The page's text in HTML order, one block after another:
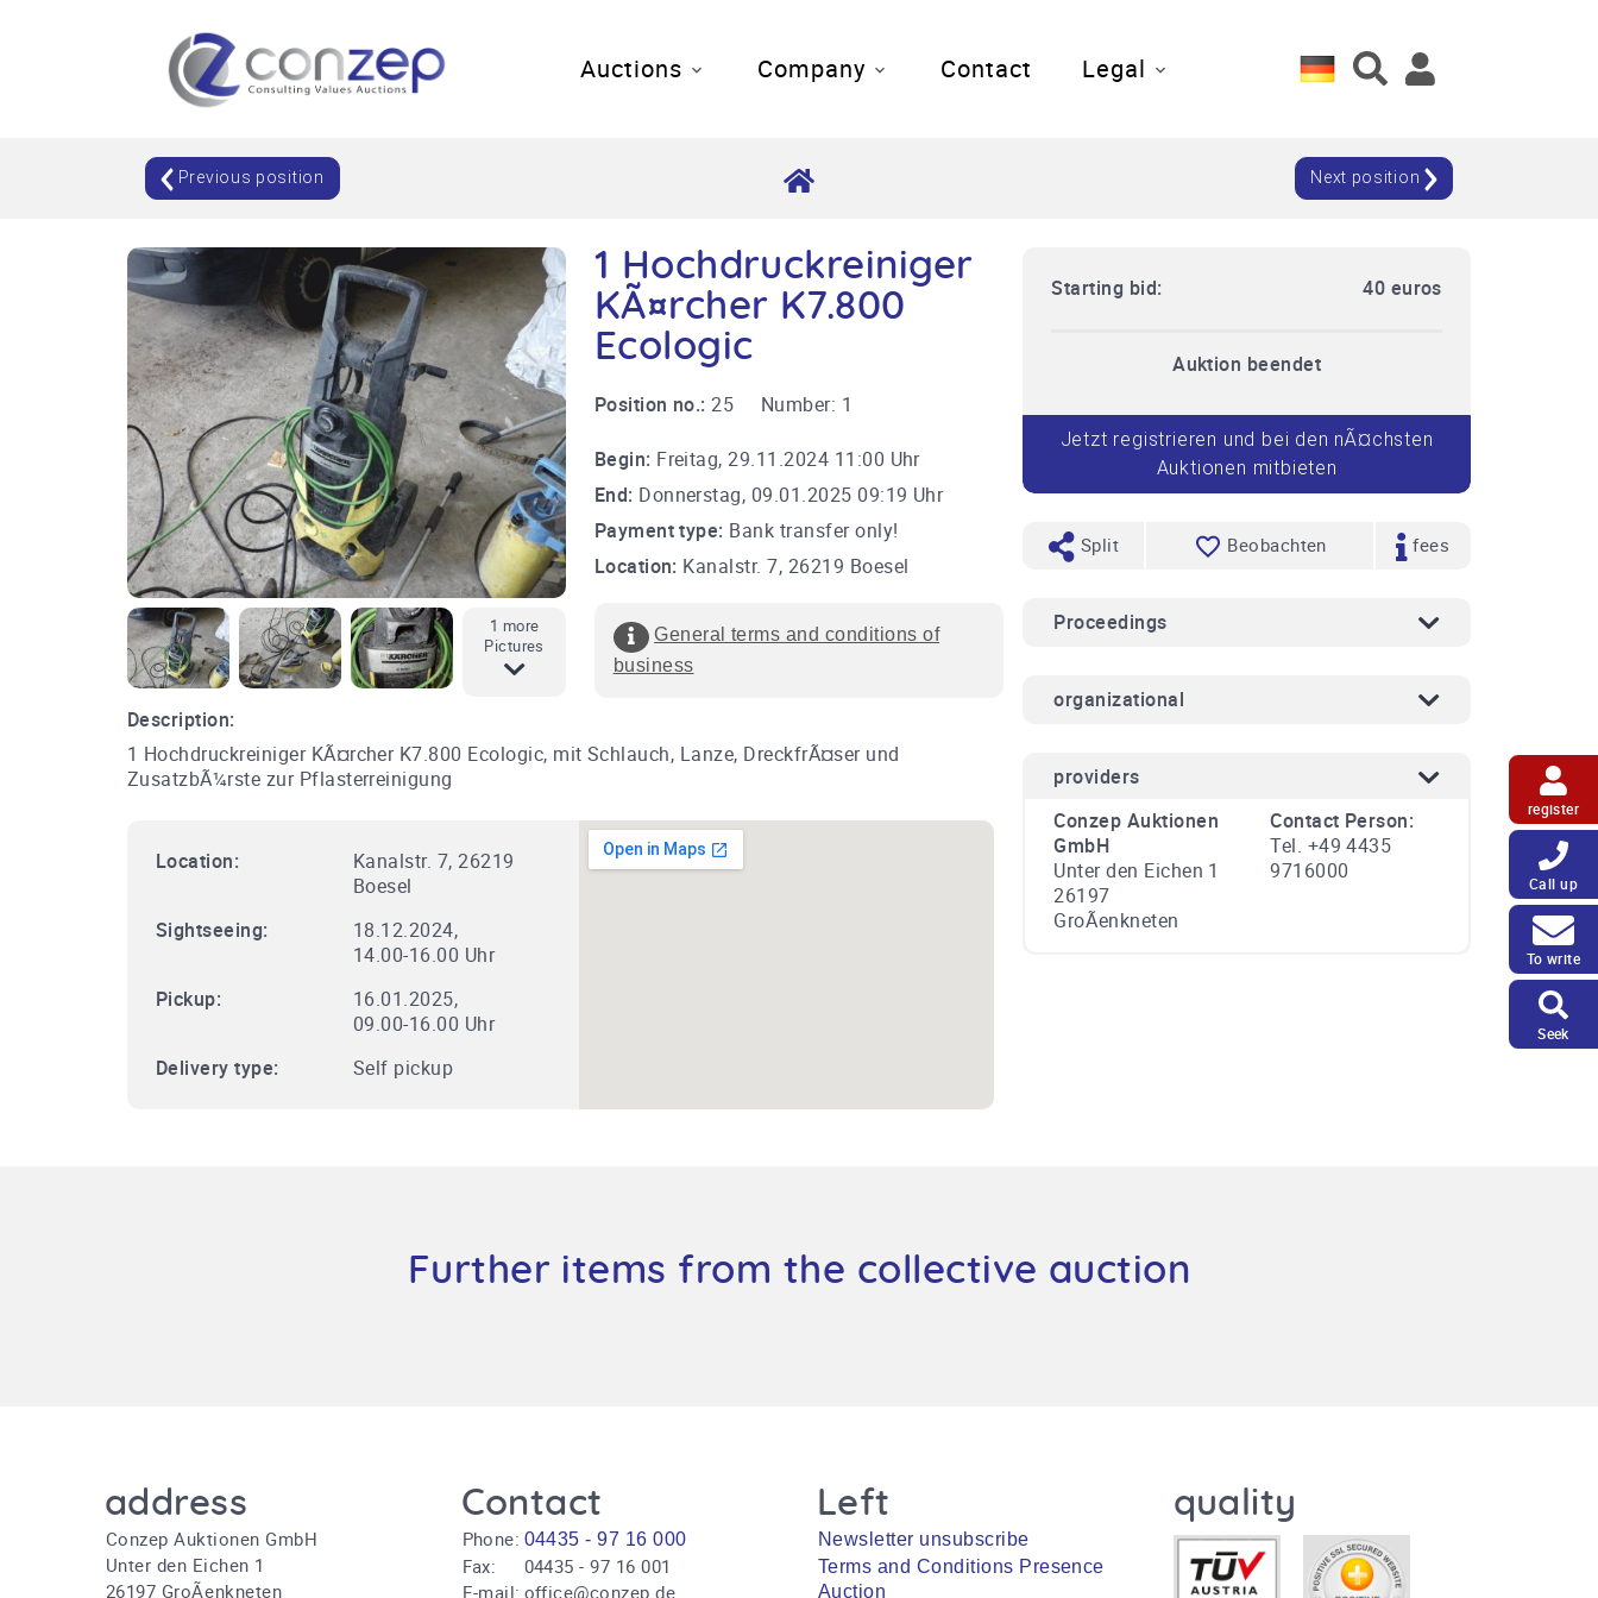
register
Call up
To write
Seek
Auctions Company Contact Legal
Previous position Next position
1 more
Pictures
1 Hochdruckreiniger
KÃ¤rcher K7.800
Ecologic
Position no.:25 Number: 1
Begin: Freitag, 29.11.2024 11:00 Uhr
End: Donnerstag, 09.01.2025 09:19 Uhr
Payment type: Bank transfer only!
Location: Kanalstr. 7, 26219 Boesel
General terms and conditions of
business
Starting bid: 40 euros
Auktion beendet
Jetzt registrieren und bei den nÃ¤chsten
Auktionen mitbieten
Split Beobachten fees
Proceedings
organizational
providers
Conzep Auktionen
GmbH
Unter den Eichen 1
26197
GroÃenkneten
Contact Person:
Tel. +49 4435
9716000
Description:
1 Hochdruckreiniger KÃ¤rcher K7.800 Ecologic, mit Schlauch, Lanze, DreckfrÃ¤ser und
ZusatzbÃ¼rste zur Pflasterreinigung
Location:
Kanalstr. 7, 26219
Boesel
Sightseeing:
18.12.2024,
14.00-16.00 Uhr
Pickup:
16.01.2025,
09.00-16.00 Uhr
Delivery type:
Self pickup
Further items from the collective auction
address
Conzep Auktionen GmbH
Unter den Eichen 1
26197 GroÃenkneten
Contact
Phone: 04435 - 97 16 000
Fax:
04435 - 97 16 001
E-mail: office@conzep.de
Left
Newsletter unsubscribe
Terms and Conditions Presence
Auction
quality